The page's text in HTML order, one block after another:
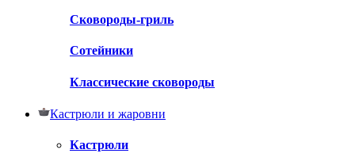
Сковороды-гриль
Сотейники
Классические сковороды
Кастрюли и жаровни
Кастрюли